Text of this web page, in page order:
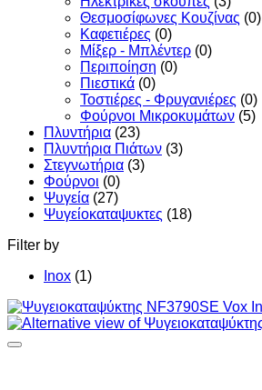
Θεσμοσίφωνες Κουζίνας (0)
Καφετιέρες (0)
Μίξερ - Μπλέντερ (0)
Περιποίηση (0)
Πιεστικά (0)
Τοστιέρες - Φρυγανιέρες (0)
Φούρνοι Μικροκυμάτων (5)
Πλυντήρια (23)
Πλυντήρια Πιάτων (3)
Στεγνωτήρια (3)
Φούρνοι (0)
Ψυγεία (27)
Ψυγείοκαταψυκτες (18)
Filter by
Inox (1)